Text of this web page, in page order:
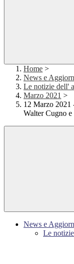
Home >
News e
Le notizie dell'
Marzo 2021 >
12 Marzo 2021
Walter Cugno
News e
Le